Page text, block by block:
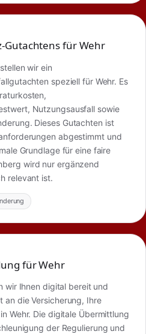
Gutachtens für Wehr
wir ein
speziell für Wehr. Es
Nutzungsausfall sowie
Dieses Gutachten ist
abgestimmt und
Grundlage für eine faire
wird nur ergänzend
relevant ist.
für Wehr
wir Ihnen digital bereit und
an die Versicherung, Ihre
Wehr. Die digitale Übermittlung
der Regulierung und